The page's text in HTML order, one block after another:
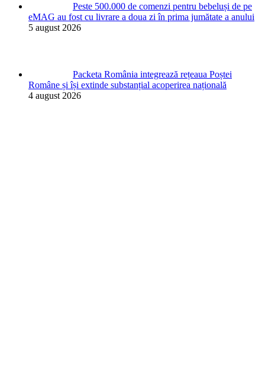
Peste 500.000 de comenzi pentru bebeluși de pe
eMAG au fost cu livrare a doua zi în prima jumătate a anului
5 august 2026
Packeta România integrează rețeaua Poștei
Române și își extinde substanțial acoperirea națională
4 august 2026